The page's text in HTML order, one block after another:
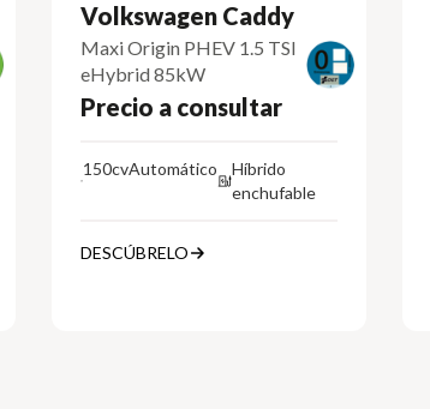
Volkswagen Caddy
Maxi Origin PHEV 1.5 TSI
eHybrid 85kW
Precio a consultar
150cvAutomático
Híbrido
enchufable
DESCÚBRELO